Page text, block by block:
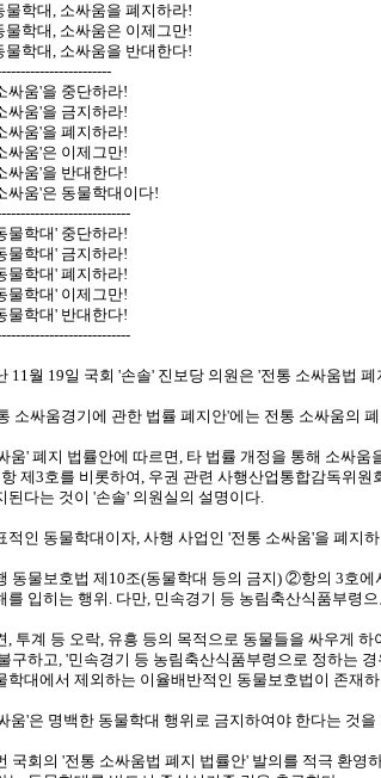
물학대, 소싸움을 폐지하라!
물학대, 소싸움은 이제그만!
물학대, 소싸움을 반대한다!
싸움'을 중단하라!
싸움'을 금지하라!
싸움'을 폐지하라!
싸움'은 이제그만!
싸움'을 반대한다!
싸움'은 동물학대이다!
물학대' 중단하라!
물학대' 금지하라!
물학대' 폐지하라!
물학대' 이제그만!
물학대' 반대한다!
11월 19일 국회 '손솔' 진보당 의원은 '전통 소싸움법
소싸움경기에 관한 법률 폐지안'에는 전통 소싸움의
움' 폐지 법률안에 따르면, 타 법률 개정을 통해 소싸
제3호를 비롯하여, 우권 관련 사행산업통합감독위
된다는 것이 '손솔' 의원실의 설명이다.
적인 동물학대이자, 사행 사업인 '전통 소싸움'을 폐지
동물보호법 제10조(동물학대 등의 금지) ②항의 3호
를 입히는 행위. 다만, 민속경기 등 농림축산식품부령
, 투계 등 오락, 유흥 등의 목적으로 동물들을 싸우게
구하고, '민속경기 등 농림축산식품부령으로 정하는
학대에서 제외하는 이율배반적인 동물보호법이 존재
움'은 명백한 동물학대 행위로 금지하여야 한다는 것
국회의 '전통 소싸움법 폐지 법률안' 발의를 적극 환영